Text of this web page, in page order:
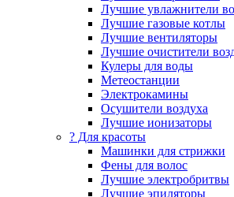
Лучшие увлажнители
Лучшие газовые котлы
Лучшие вентиляторы
Лучшие очистители
Кулеры для воды
Метеостанции
Электрокамины
Осушители воздуха
Лучшие ионизаторы
? Для красоты
Машинки для стрижки
Фены для волос
Лучшие электробритвы
Лучшие эпиляторы